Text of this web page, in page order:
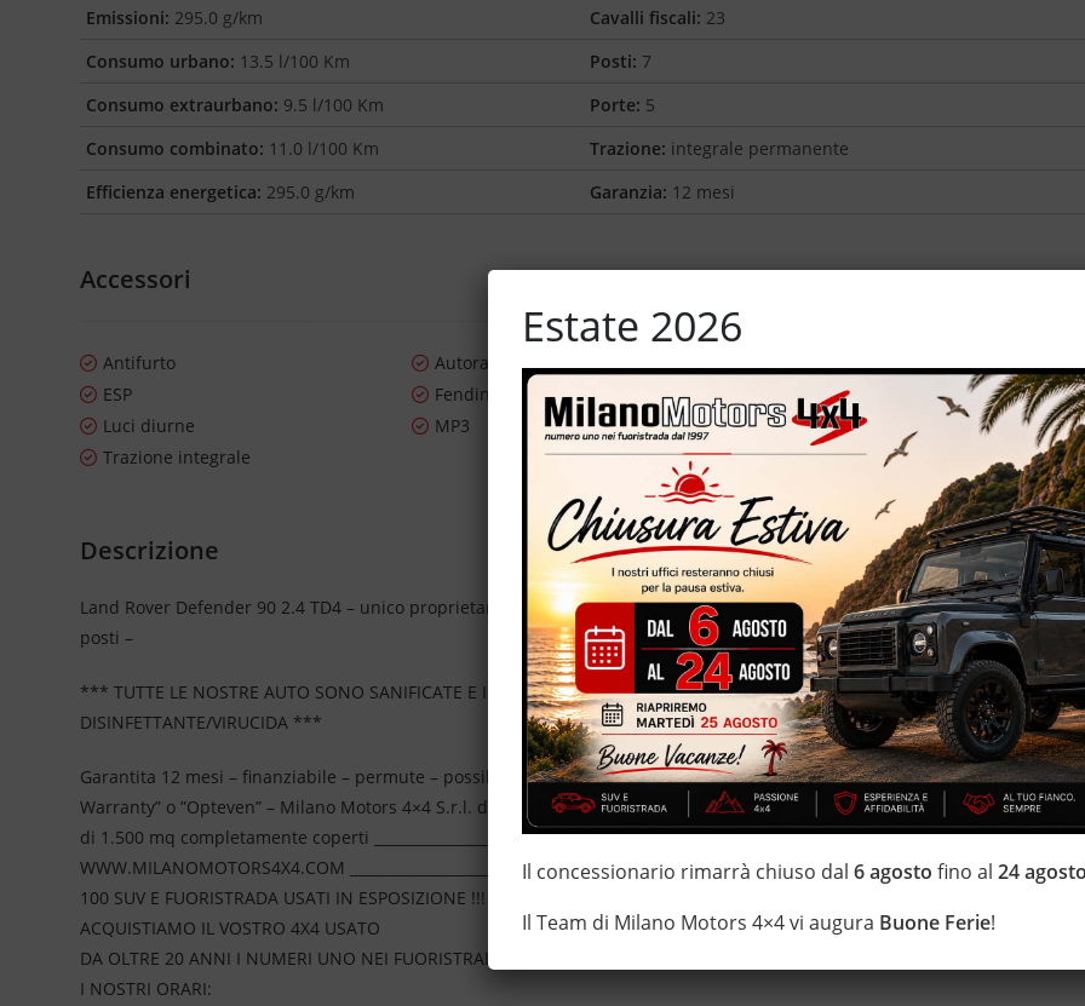
Emissioni: 295.0 g/km
Consumo urbano: 13.5 l/100 Km
Consumo extraurbano: 9.5 l/100 Km
Consumo combinato: 11.0 l/100 Km
Efficienza energetica: 295.0 g/km
Cavalli fiscali: 23
Posti: 7
Porte: 5
Trazione: integrale permanente
Garanzia: 12 mesi
Accessori
Antifurto Autoradio
Chiusura centralizzata
ESP
Fendinebbia
Lettore CD
Luci diurne
MP3
Servosterzo
Trazione integrale
Descrizione
Land Rover Defender 90 2.4 TD4 – unico proprietario – 45.719 km certificati e garantiti – euro 4 – cerchi in lega da 16” – 4
posti –
*** TUTTE LE NOSTRE AUTO SONO SANIFICATE E IGIENIZZATE CON TRATTAMENTI DI VAPORE, OZONO E
DISINFETTANTE/VIRUCIDA ***
Garantita 12 mesi – finanziabile – permute – possibilità di estensione della garanzia con i leader del mercato ”Mapfre
Warranty” o ”Opteven” – Milano Motors 4×4 S.r.l. da più di 20 anni Numeri Uno Nei Fuoristrada con un’ esposizione da più
di 1.500 mq completamente coperti ____________________________________
WWW.MILANOMOTORS4X4.COM ____________________________________
100 SUV E FUORISTRADA USATI IN ESPOSIZIONE !!!
ACQUISTIAMO IL VOSTRO 4X4 USATO
DA OLTRE 20 ANNI I NUMERI UNO NEI FUORISTRADA ____________________________________
I NOSTRI ORARI:
Estate 2026
Il concessionario rimarrà chiuso dal6 agosto fino al24
Il Team di Milano Motors 4×4 vi augura Buone Ferie!